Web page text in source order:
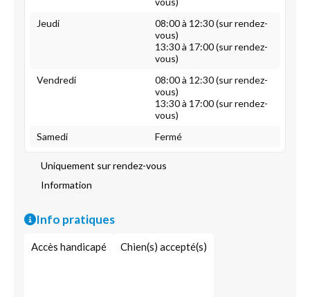
Jeudi
08:00 à 12:30 (sur rendez-
vous)
13:30 à 17:00 (sur rendez-
vous)
Vendredi
08:00 à 12:30 (sur rendez-
vous)
13:30 à 17:00 (sur rendez-
vous)
Samedi
Fermé
Uniquement sur rendez-vous
Information
Info pratiques
Accès handicapé Chien(s) accepté(s)